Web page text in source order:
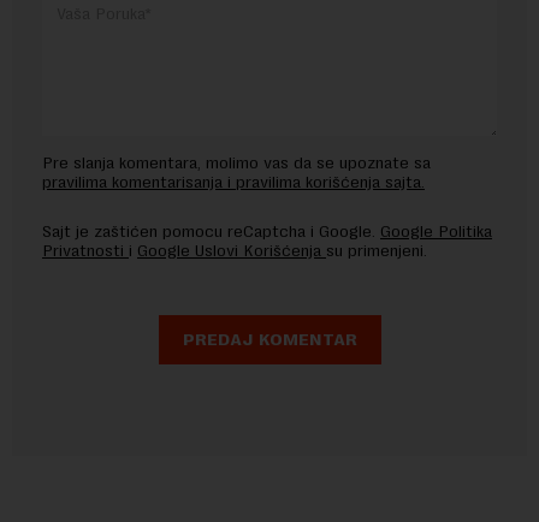
Pre slanja komentara, molimo vas da se upoznate sa
pravilima komentarisanja i pravilima korišćenja sajta.
Sajt je zaštićen pomocu reCaptcha i Google. Google Politika
Privatnosti i Google Uslovi Korišćenja su primenjeni.